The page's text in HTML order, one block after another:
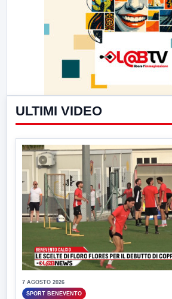
ULTIMI VIDEO
7 AGOSTO 2026
SPORT BENEVENTO